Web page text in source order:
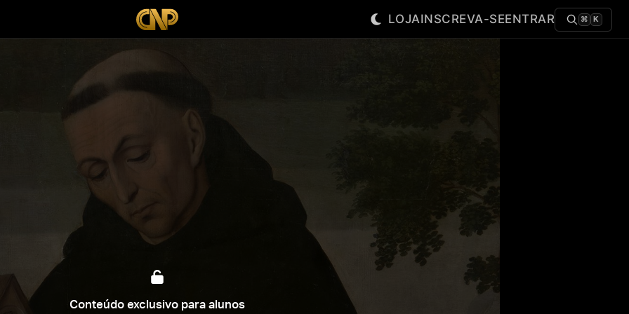
LOJAINSCREVA-SEENTRAR ⌘ K
Conteúdo exclusivo para alunos